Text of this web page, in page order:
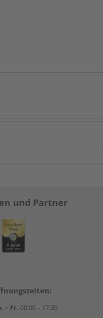
und Partner
– Fr. 08:00 – 17:30